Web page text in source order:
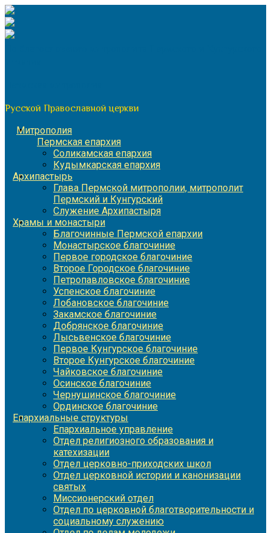
Перейти
к
содержимому
Русской Православной церкви
Митрополия
Пермская епархия
Соликамская епархия
Кудымкарская епархия
Архипастырь
Глава Пермской митрополии, митрополит
Пермский и Кунгурский
Служение Архипастыря
Храмы и монастыри
Благочинные Пермской епархии
Монастырское благочиние
Первое городское благочиние
Второе Городское благочиние
Петропавловское благочиние
Успенское благочиние
Лобановское благочиние
Закамское благочиние
Добрянское благочиние
Лысьвенское благочиние
Первое Кунгурское благочиние
Второе Кунгурское благочиние
Чайковское благочиние
Осинское благочиние
Чернушинское благочиние
Ординское благочиние
Епархиальные структуры
Епархиальное управление
Отдел религиозного образования и
катехизации
Отдел церковно-приходских школ
Отдел церковной истории и канонизации
святых
Миссионерский отдел
Отдел по церковной благотворительности и
социальному служению